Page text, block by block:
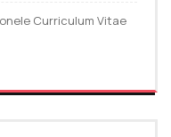
Curriculum Vitae